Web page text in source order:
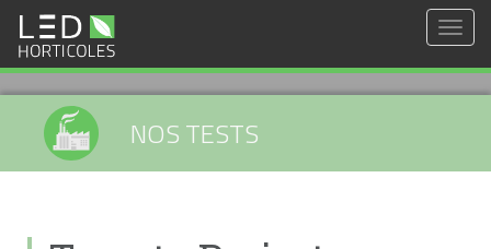
NOS TESTS